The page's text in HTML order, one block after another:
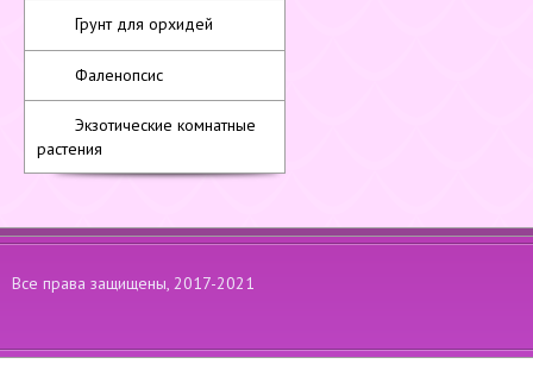
Грунт для орхидей
Фаленопсис
Экзотические комнатные
растения
Все права защищены, 2017-2021